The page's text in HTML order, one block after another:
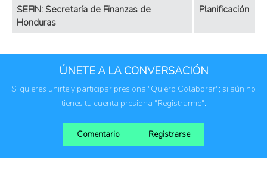
SEFIN: Secretaría de Finanzas de
Honduras
Planificación
ÚNETE A LA CONVERSACIÓN
Si quieres unirte y participar presiona "Quiero Colaborar"; si aún no
tienes tu cuenta presiona "Registrarme".
Comentario Registrarse